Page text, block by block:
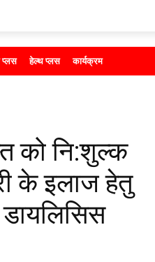
प्लस हेल्थ प्लस कार्यक्रम
को नि:शुल्क
के इलाज हेतु